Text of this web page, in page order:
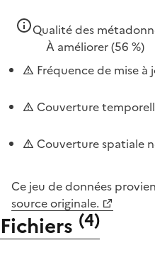
Qualité des
À améliorer(56 %)
Fréquence de mise à
Couverture
Couverture spatiale
Ce jeu de données
source originale.
Fichiers (4)